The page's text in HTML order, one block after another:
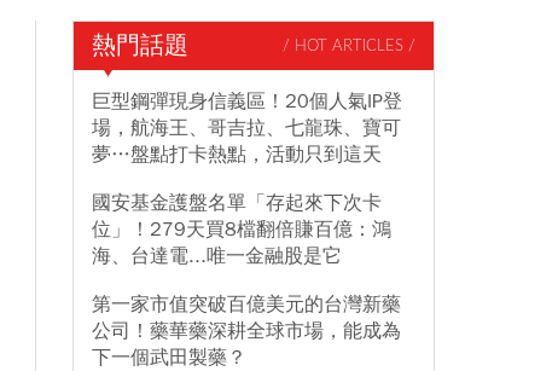
熱門話題 / HOT ARTICLES /
巨型鋼彈現身信義區！20個人氣IP登
場，航海王、哥吉拉、七龍珠、寶可
夢…盤點打卡熱點，活動只到這天
國安基金護盤名單「存起來下次卡
位」！279天買8檔翻倍賺百億：鴻
海、台達電...唯一金融股是它
第一家市值突破百億美元的台灣新藥
公司！藥華藥深耕全球市場，能成為
下一個武田製藥？